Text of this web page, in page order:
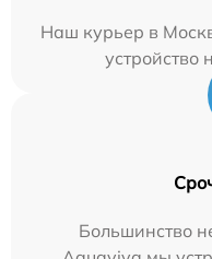
Наш курьер в
устройство
Большинство